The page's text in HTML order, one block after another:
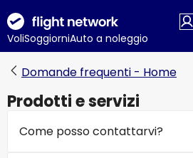
VoliSoggiorniAuto a noleggio
Domande frequenti - Home
Prodotti e servizi
Come posso contattarvi?